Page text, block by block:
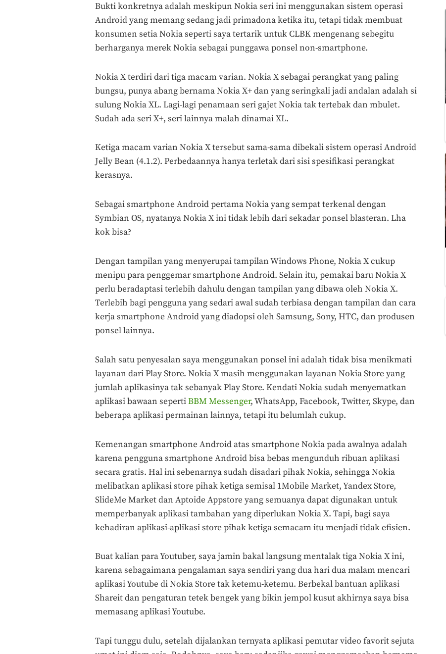
Bukti konkretnya adalah meskipun Nokia seri ini menggunakan sistem operasi
Android yang memang sedang jadi primadona ketika itu, tetapi tidak membuat
konsumen setia Nokia seperti saya tertarik untuk CLBK mengenang sebegitu
berharganya merek Nokia sebagai punggawa ponsel non-smartphone.
Nokia X terdiri dari tiga macam varian. Nokia X sebagai perangkat yang paling
bungsu, punya abang bernama Nokia X+ dan yang seringkali jadi andalan adalah si
sulung Nokia XL. Lagi-lagi penamaan seri gajet Nokia tak tertebak dan mbulet.
Sudah ada seri X+, seri lainnya malah dinamai XL.
Ketiga macam varian Nokia X tersebut sama-sama dibekali sistem operasi Android
Jelly Bean (4.1.2). Perbedaannya hanya terletak dari sisi spesifikasi perangkat
kerasnya.
Sebagai smartphone Android pertama Nokia yang sempat terkenal dengan
Symbian OS, nyatanya Nokia X ini tidak lebih dari sekadar ponsel blasteran. Lha
kok bisa?
Dengan tampilan yang menyerupai tampilan Windows Phone, Nokia X cukup
menipu para penggemar smartphone Android. Selain itu, pemakai baru Nokia X
perlu beradaptasi terlebih dahulu dengan tampilan yang dibawa oleh Nokia X.
Terlebih bagi pengguna yang sedari awal sudah terbiasa dengan tampilan dan cara
kerja smartphone Android yang diadopsi oleh Samsung, Sony, HTC, dan produsen
ponsel lainnya.
Salah satu penyesalan saya menggunakan ponsel ini adalah tidak bisa menikmati
layanan dari Play Store. Nokia X masih menggunakan layanan Nokia Store yang
jumlah aplikasinya tak sebanyak Play Store. Kendati Nokia sudah menyematkan
aplikasi bawaan sepertiBBM Messenger, WhatsApp, Facebook, Twitter, Skype, dan
beberapa aplikasi permainan lainnya, tetapi itu belumlah cukup.
Kemenangan smartphone Android atas smartphone Nokia pada awalnya adalah
karena pengguna smartphone Android bisa bebas mengunduh ribuan aplikasi
secara gratis. Hal ini sebenarnya sudah disadari pihak Nokia, sehingga Nokia
melibatkan aplikasi store pihak ketiga semisal 1Mobile Market, Yandex Store,
SlideMe Market dan Aptoide Appstore yang semuanya dapat digunakan untuk
memperbanyak aplikasi tambahan yang diperlukan Nokia X. Tapi, bagi saya
kehadiran aplikasi-aplikasi store pihak ketiga semacam itu menjadi tidak efisien.
Buat kalian para Youtuber, saya jamin bakal langsung mentalak tiga Nokia X ini,
karena sebagaimana pengalaman saya sendiri yang dua hari dua malam mencari
aplikasi Youtube di Nokia Store tak ketemu-ketemu. Berbekal bantuan aplikasi
Shareit dan pengaturan tetek bengek yang bikin jempol kusut akhirnya saya bisa
memasang aplikasi Youtube.
Tapi tunggu dulu, setelah dijalankan ternyata aplikasi pemutar video favorit sejuta